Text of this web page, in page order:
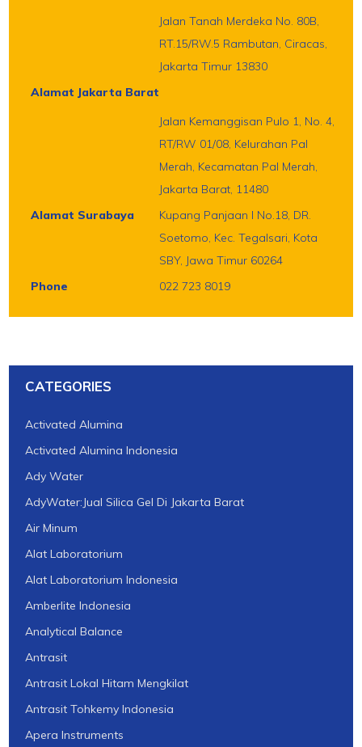
Jalan Tanah Merdeka No. 80B,
RT.15/RW.5 Rambutan, Ciracas,
Jakarta Timur 13830
Alamat Jakarta Barat
Jalan Kemanggisan Pulo 1, No. 4,
RT/RW 01/08, Kelurahan Pal
Merah, Kecamatan Pal Merah,
Jakarta Barat, 11480
Alamat Surabaya
Kupang Panjaan I No.18, DR.
Soetomo, Kec. Tegalsari, Kota
SBY, Jawa Timur 60264
Phone
022 723 8019
CATEGORIES
Activated Alumina
Activated Alumina Indonesia
Ady Water
AdyWater:Jual Silica Gel Di Jakarta Barat
Air Minum
Alat Laboratorium
Alat Laboratorium Indonesia
Amberlite Indonesia
Analytical Balance
Antrasit
Antrasit Lokal Hitam Mengkilat
Antrasit Tohkemy Indonesia
Apera Instruments